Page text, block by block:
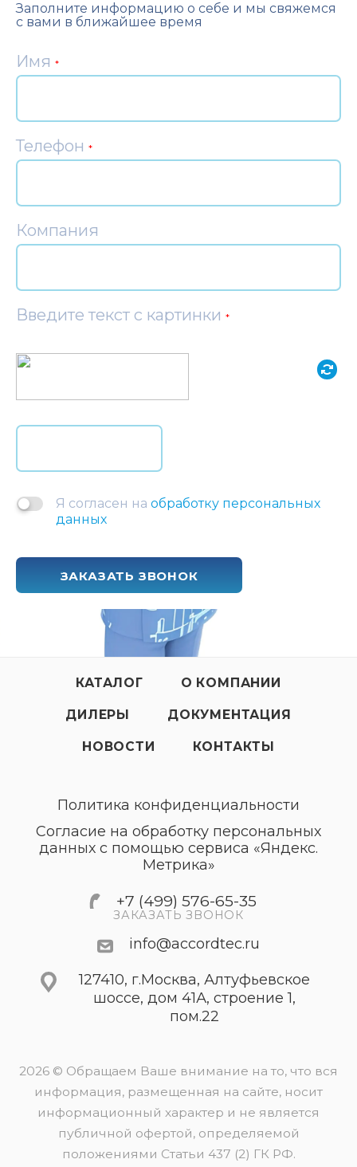
Заполните информацию о себе и мы свяжемся
с вами в ближайшее время
Имя *
Телефон *
Компания
Введите текст с картинки *
Я согласен на обработку персональных
данных
ЗАКАЗАТЬ ЗВОНОК
КАТАЛОГ О КОМПАНИИ
ДИЛЕРЫ ДОКУМЕНТАЦИЯ
НОВОСТИ КОНТАКТЫ
Политика конфиденциальности
Согласие на обработку персональных
данных с помощью сервиса «Яндекс.
Метрика»
+7 (499) 576-65-35
ЗАКАЗАТЬ ЗВОНОК
info@accordtec.ru
127410, г.Москва, Алтуфьевское
шоссе, дом 41А, строение 1,
пом.22
2026 © Обращаем Ваше внимание на то, что вся
информация, размещенная на сайте, носит
информационный характер и не является
публичной офертой, определяемой
положениями Статьи 437 (2) ГК РФ.